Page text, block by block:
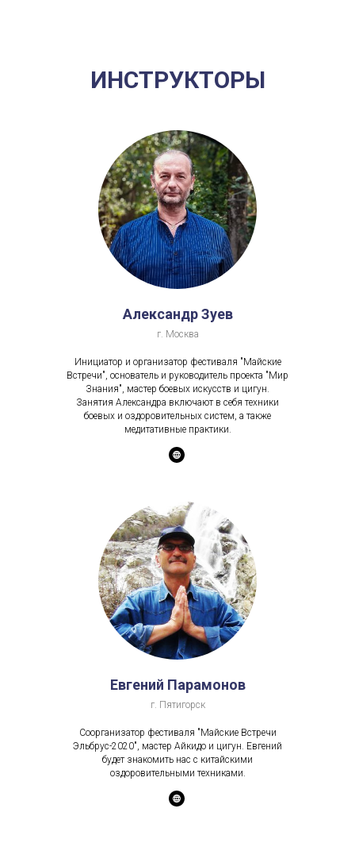
ИНСТРУКТОРЫ
Александр Зуев
г. Москва
Инициатор и организатор фестиваля "Майские
Встречи", основатель и руководитель проекта "Мир
Знания", мастер боевых искусств и цигун.
Занятия Александра включают в себя техники
боевых и оздоровительных систем, а также
медитативные практики.
Евгений Парамонов
г. Пятигорск
Cоорганизатор фестиваля "Майские Встречи
Эльбрус-2020", мастер Айкидо и цигун. Евгений
будет знакомить нас с китайскими
оздоровительными техниками.